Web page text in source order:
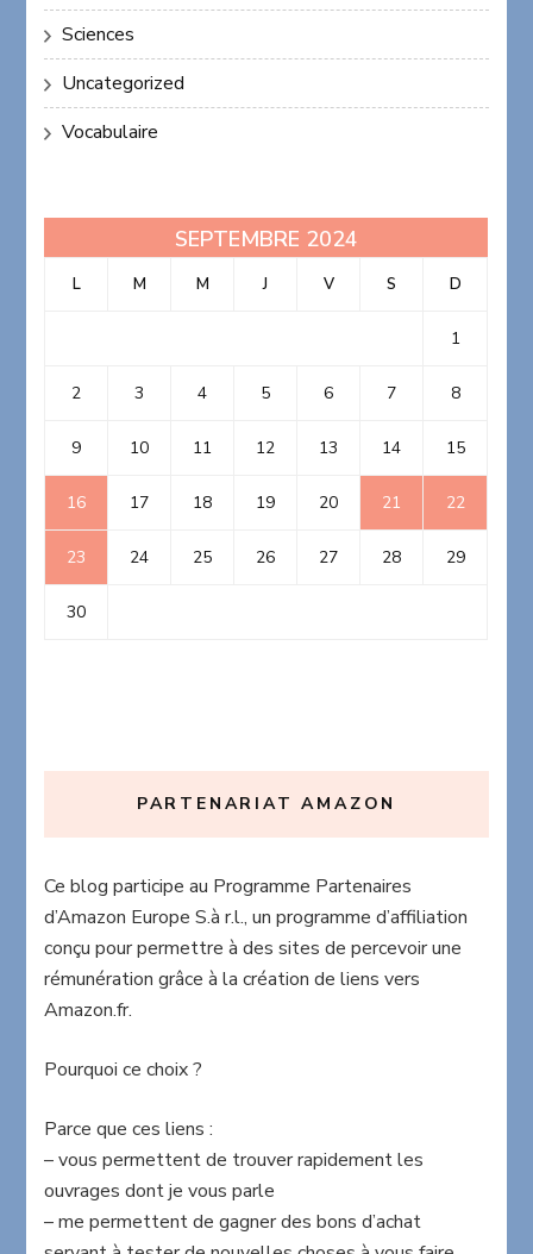
Sciences
Uncategorized
Vocabulaire
SEPTEMBRE 2024
L M M J V S D
1
2 3 4 5 6 7 8
9 10 11 12 13 14 15
16 17 18 19 20 21 22
23 24 25 26 27 28 29
30
PARTENARIAT AMAZON
Ce blog participe au Programme Partenaires
d’Amazon Europe S.à r.l., un programme d’affiliation
conçu pour permettre à des sites de percevoir une
rémunération grâce à la création de liens vers
Amazon.fr.
Pourquoi ce choix ?
Parce que ces liens :
– vous permettent de trouver rapidement les
ouvrages dont je vous parle
– me permettent de gagner des bons d’achat